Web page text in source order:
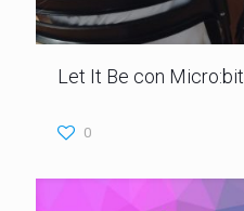
Let It Be con Micro:bit
0